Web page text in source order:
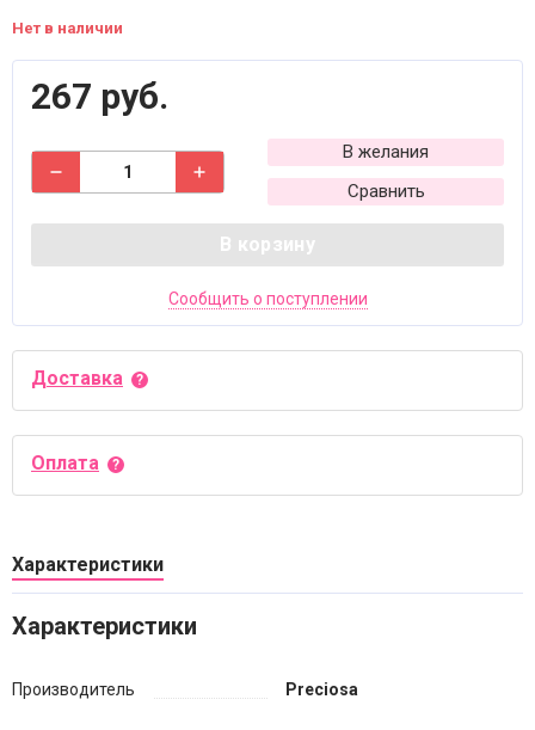
Нет в наличии
267 руб.
В желания
Сравнить
В корзину
Сообщить о поступлении
Доставка
Оплата
Характеристики
Характеристики
Производитель Preciosa